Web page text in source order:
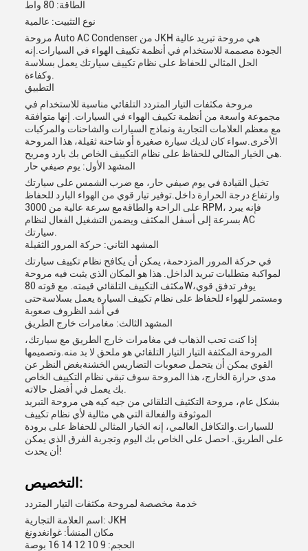
الطاقة: 80 واط
نوع التثبيت: عالمية
مروحة Auto AC Condenser من JKH هي مروحة تبريد عالية
الجودة مصممة للاستخدام في أنظمة تكييف الهواء في السيارات.إنه
الحل المثالي للحفاظ على نظام تكييف سيارتك يعمل بسلاسة
التطبيق
مروحة مكثفات التيار المتردد التلقائي مناسبة للاستخدام في
مجموعة واسعة من أنظمة تكييف الهواء في السيارات. إنها متوافقة
مع معظم العلامات التجارية ونماذج السيارات والشاحنات والمركبات
الأخرى.سواء كان لديك سيارة صغيرة أو شاحنة ثقيلة، هذا المروحة
المشهد الأول: يوم صيفي حار
تخيل القيادة في يوم صيفي حار، مع ضرب الشمس على سيارتك
وارتفاع درجة الحرارة داخل.توفير تيار قوي من الهواء البارد للحفاظ
على الراحة والطاقةمع سرعة عالية من 3000 RPM، فإنه يبرد
بسرعة إلى أسفل المكثف ويضمن التشغيل الفعال لنظام AC
المشهد الثاني: حركة المرور الثقيلة
في حركة المرور المزدحمة، يمكن أن يكافح نظام تكييف سيارتك
لمواكبة متطلبات تبريد الداخل. هذا هو المكان الذي يثبت فيه مروحة
مكثف التكييف التلقائي قيمته. مع قوته 80W،يوفر تدفق قوي
ومستمر للهواء للحفاظ على نظام تكييف السيارة يعمل بسلاسةحتى
في أشد الظروف صعوبة
المشهد الثالث: مغامرات خارج الطريق
إذا كنت تحب الذهاب في مغامرات خارج الطريق مع سيارتك،
المروحة المكثفة التيار التيار التلقائي هو ملحق لا بد منه.وتصميمها
القوي يمكن أن يتحمل صعوبات التضاريس الخشنةبغض النظر عن
مدى حرارة الخارج، هذا المروحة سوف تبقي نظام التكييف الخاص
بشكل عام، مروحة التكثيف التلقائي من جيه كيه هي مروحة التبريد
الموثوقة والفعالة التي هي مثالية لأي نظام تكييف
للسيارات.والتكافل العالمي، إنه الخيار المثالي للحفاظ على برودة
على الطريق. احصل على الخاص بك اليوم وتجربة الفرق الذي يمكن
أن يحدث!
التخصيص:
خدمة مخصصة لمروحة مكثفات التيار المتردد
اسم العلامة التجارية: JKH
مكان المنشأ: غوانغدونغ
الحجم: 9 10 12 14 16 بوصة